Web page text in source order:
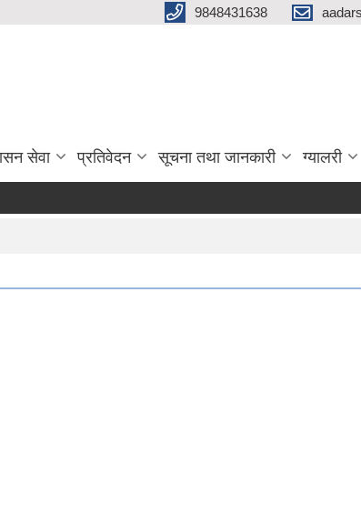
9848431638
सेवा प्रतिवेदन सूचना तथा जानकारी ग्यालरी